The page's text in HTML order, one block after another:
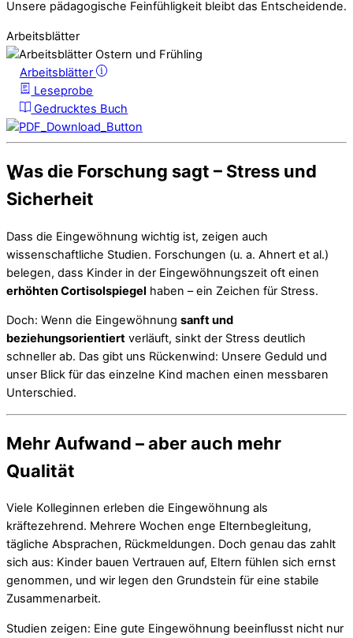
Unsere pädagogische Feinfühligkeit bleibt das Entscheidende.
Arbeitsblätter
Arbeitsblätter
Leseprobe
Gedrucktes Buch
Was die Forschung sagt – Stress und
Sicherheit
Dass die Eingewöhnung wichtig ist, zeigen auch
wissenschaftliche Studien. Forschungen (u. a. Ahnert et al.)
belegen, dass Kinder in der Eingewöhnungszeit oft einen
erhöhten Cortisolspiegel haben – ein Zeichen für Stress.
Doch: Wenn die Eingewöhnung sanft und
beziehungsorientiert verläuft, sinkt der Stress deutlich
schneller ab. Das gibt uns Rückenwind: Unsere Geduld und
unser Blick für das einzelne Kind machen einen messbaren
Unterschied.
Mehr Aufwand – aber auch mehr
Qualität
Viele Kolleginnen erleben die Eingewöhnung als
kräftezehrend. Mehrere Wochen enge Elternbegleitung,
tägliche Absprachen, Rückmeldungen. Doch genau das zahlt
sich aus: Kinder bauen Vertrauen auf, Eltern fühlen sich ernst
genommen, und wir legen den Grundstein für eine stabile
Zusammenarbeit.
Studien zeigen: Eine gute Eingewöhnung beeinflusst nicht nur